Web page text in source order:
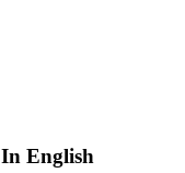
English